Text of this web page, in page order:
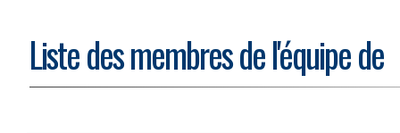
Liste des membres de l'équipe de